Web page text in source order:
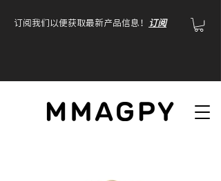
订阅我们以便获取最新产品信息！ 订阅